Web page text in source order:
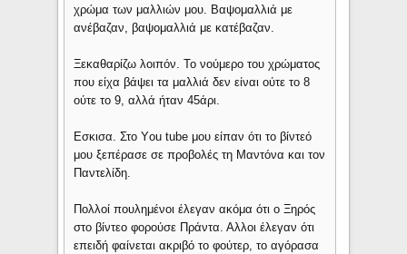
χρώμα των μαλλιών μου. Βαψομαλλιά με
ανέβαζαν, βαψομαλλιά με κατέβαζαν.
Ξεκαθαρίζω λοιπόν. Το νούμερο του χρώματος
που είχα βάψει τα μαλλιά δεν είναι ούτε το 8
ούτε το 9, αλλά ήταν 45άρι.
Εσκισα. Στο Υou tube μου είπαν ότι το βίντεό
μου ξεπέρασε σε προβολές τη Μαντόνα και τον
Παντελίδη.
Πολλοί πουλημένοι έλεγαν ακόμα ότι ο Ξηρός
στο βίντεο φορούσε Πράντα. Αλλοι έλεγαν ότι
επειδή φαίνεται ακριβό το φούτερ, το αγόρασα